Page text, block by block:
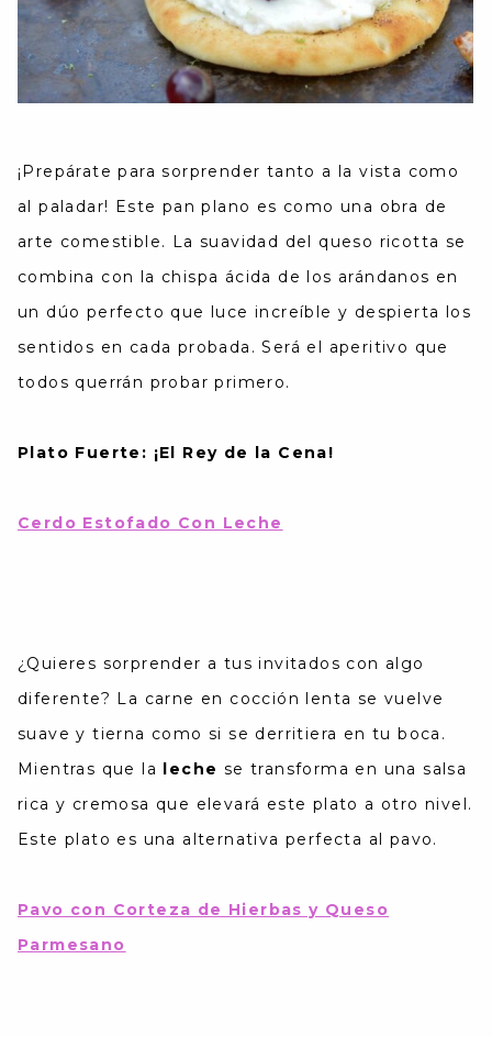
¡Prepárate para sorprender tanto a la vista como
al paladar! Este pan plano es como una obra de
arte comestible. La suavidad del queso ricotta se
combina con la chispa ácida de los arándanos en
un dúo perfecto que luce increíble y despierta los
sentidos en cada probada. Será el aperitivo que
todos querrán probar primero.
Plato Fuerte: ¡El Rey de la Cena!
Cerdo Estofado Con Leche
¿Quieres sorprender a tus invitados con algo
diferente? La carne en cocción lenta se vuelve
suave y tierna como si se derritiera en tu boca.
Mientras que la
leche se transforma en una salsa
rica y cremosa que elevará este plato a otro nivel.
Este plato es una alternativa perfecta al pavo.
Pavo con Corteza de Hierbas y Queso
Parmesano